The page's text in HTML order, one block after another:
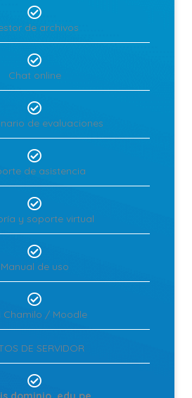
de archivos
Chat online
de evaluaciones
de asistencia
y soporte virtual
Manual de uso
Chamilo / Moodle
DE SERVIDOR